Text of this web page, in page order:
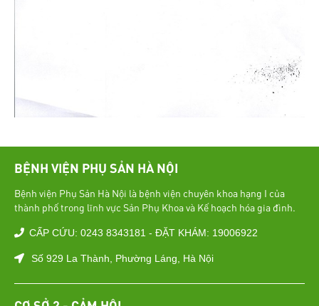
BỆNH VIỆN PHỤ SẢN HÀ NỘI
Bệnh viện Phụ Sản Hà Nội là bệnh viện chuyên khoa hạng I của
thành phố trong lĩnh vực Sản Phụ Khoa và Kế hoạch hóa gia đình.
CẤP CỨU: 0243 8343181 - ĐẶT KHÁM: 19006922
Số 929 La Thành, Phường Láng, Hà Nội